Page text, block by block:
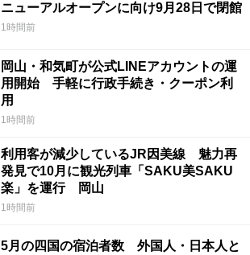
ニューアルオープンに向け9月28日で閉館
1時間前
岡山・和気町が公式LINEアカウントの運
用開始 手軽に行政手続き・クーポン利
用
1時間前
利用客が減少しているJR因美線 魅力再
発見で10月に観光列車「SAKU美SAKU
楽」を運行 岡山
1時間前
5月の四国の宿泊者数 外国人・日本人と